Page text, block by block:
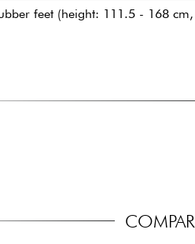
feet (height: 111.5 - 168